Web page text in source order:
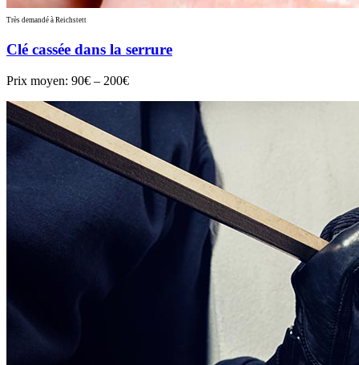
Très demandé à Reichstett
Clé cassée dans la serrure
Prix moyen: 90€ – 200€